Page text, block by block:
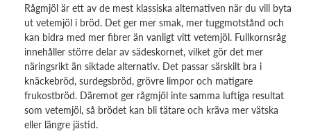
Rågmjöl är ett av de mest klassiska alternativen när du vill byta
ut vetemjöl i bröd. Det ger mer smak, mer tuggmotstånd och
kan bidra med mer fibrer än vanligt vitt vetemjöl. Fullkornsråg
innehåller större delar av sädeskornet, vilket gör det mer
näringsrikt än siktade alternativ. Det passar särskilt bra i
knäckebröd, surdegsbröd, grövre limpor och matigare
frukostbröd. Däremot ger rågmjöl inte samma luftiga resultat
som vetemjöl, så brödet kan bli tätare och kräva mer vätska
eller längre jästid.